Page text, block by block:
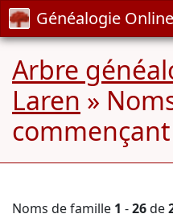
Généalogie Online
Arbre
Laren »
Noms de famille 1 -26de